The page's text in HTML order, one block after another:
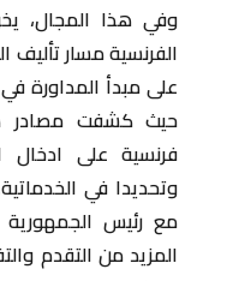
وفي هذا المجال،
الفرنسية مسار تأليف
على مبدأ المداورة في
حيث كشفت مصادر
فرنسية على ادخال
وتحديدا في
مع رئيس
المزيد من التقدم